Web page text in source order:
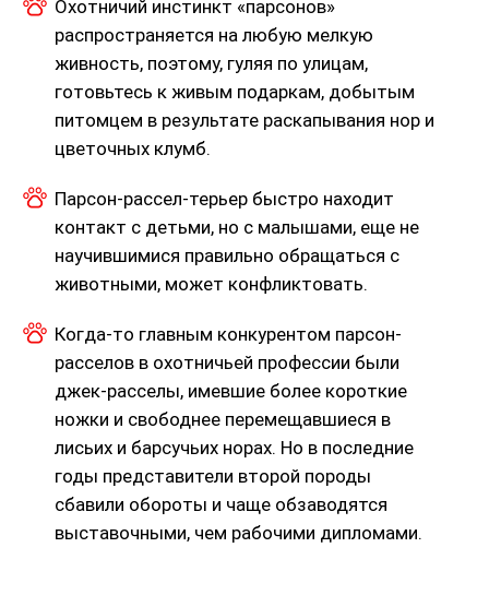
Охотничий инстинкт «парсонов»
распространяется на любую мелкую
живность, поэтому, гуляя по улицам,
готовьтесь к живым подаркам, добытым
питомцем в результате раскапывания нор и
цветочных клумб.
Парсон-рассел-терьер быстро находит
контакт с детьми, но с малышами, еще не
научившимися правильно обращаться с
животными, может конфликтовать.
Когда-то главным конкурентом парсон-
расселов в охотничьей профессии были
джек-расселы, имевшие более короткие
ножки и свободнее перемещавшиеся в
лисьих и барсучьих норах. Но в последние
годы представители второй породы
сбавили обороты и чаще обзаводятся
выставочными, чем рабочими дипломами.